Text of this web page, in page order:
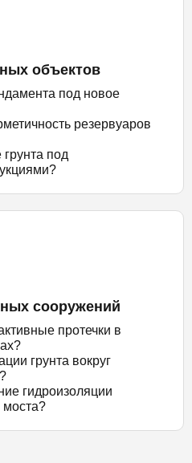
объектов
под новое
резервуаров
под
сооружений
протечки в
грунта вокруг
гидроизоляции